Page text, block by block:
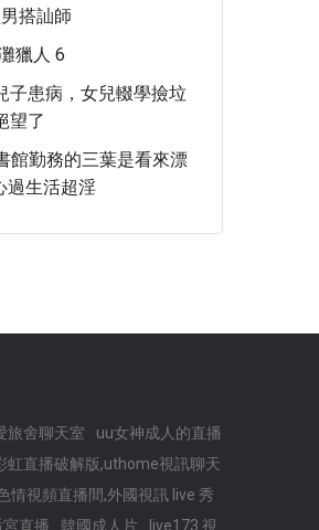
搭訕師
獵人 6
子患病，女兒輟學撿垃
望了
館勤務的三葉是看來漂
過生活超淫
旅舍聊天室
uu女神成人的直播
虹直播破解版,uthome視訊聊天
情視頻直播間,外國視訊 live 秀
宮直播 韓國成人片 live173 視